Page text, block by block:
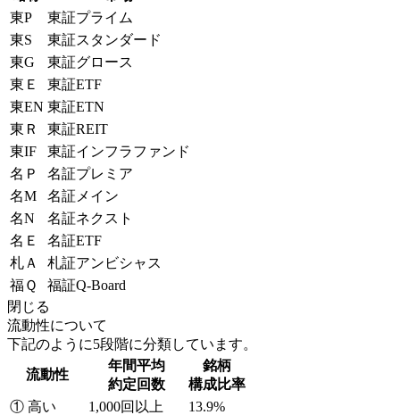
東P
東証プライム
東S
東証スタンダード
東G
東証グロース
東Ｅ
東証ETF
東EN 東証ETN
東Ｒ
東証REIT
東IF
東証インフラファンド
名Ｐ
名証プレミア
名M
名証メイン
名N
名証ネクスト
名Ｅ
名証ETF
札Ａ
札証アンビシャス
福Ｑ
福証Q-Board
閉じる
流動性について
下記のように5段階に分類しています。
流動性
年間平均
約定回数
銘柄
構成比率
① 高い
1,000回以上
13.9%